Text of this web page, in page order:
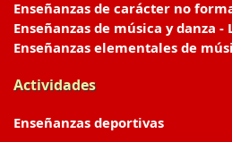
Enseñanzas de carácter no
Enseñanzas de música y danza -
Enseñanzas elementales de
Actividades
Enseñanzas deportivas